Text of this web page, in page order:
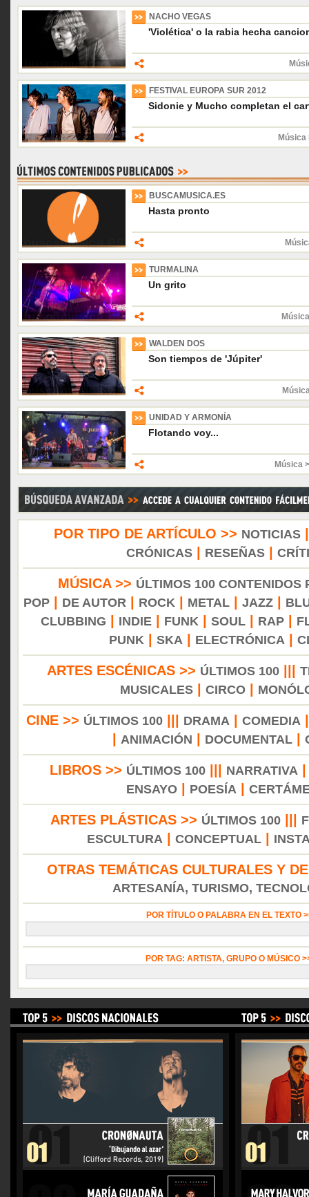
NACHO VEGAS
'Violética' o la rabia hecha
FESTIVAL EUROPA SUR 2012
Sidonie y Mucho completan el
Música
BUSCAMUSICA.ES
Hasta pronto
TURMALINA
Un grito
WALDEN DOS
Son tiempos de 'Júpiter'
UNIDAD Y ARMONÍA
Flotando voy...
Música
POR TIPO DE ARTÍCULO >> NOTICIAS
CRÓNICAS| RESEÑAS|
MÚSICA >> ÚLTIMOS 100 CONTENIDOS
POP| DE AUTOR ROCK METAL| JAZZ|
CLUBBING
INDIE| FUNK SOUL| RAP|
PUNK
SKA ELECTRÓNICA
ARTES ESCÉNICAS >> ÚLTIMOS 100
MUSICALES
CIRCO
CINE >> ÚLTIMOS 100||| DRAMA COMEDIA
ANIMACIÓN DOCUMENTAL|
LIBROS >> ÚLTIMOS 100 NARRATIVA
ENSAYO| POESÍA
ARTES PLÁSTICAS >> ÚLTIMOS 100|||
ESCULTURA
CONCEPTUAL
OTRAS TEMÁTICAS CULTURALES Y
ARTESANÍA, TURISMO,
POR TÍTULO O PALABRA EN EL TEXTO
POR TAG: ARTISTA, GRUPO O MÚSICO